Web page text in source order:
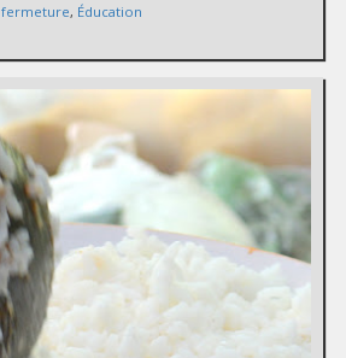
fermeture, Éducation